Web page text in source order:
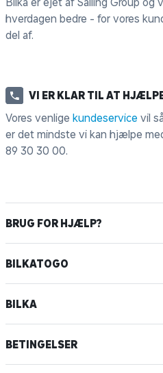
hverdagen bedre - for vores
del af.
VI ER KLAR TIL AT
Vores venlige kundeservice vil
er det mindste vi kan hjælpe
89 30 30 00.
BRUG FOR HJÆLP?
BILKATOGO
BILKA
BETINGELSER